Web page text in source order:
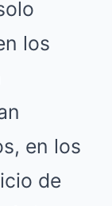
los
en los
de